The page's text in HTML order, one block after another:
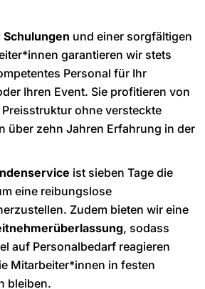
und einer sorgfältigen
garantieren wir stets
Personal für Ihr
Ihren Event. Sie profitieren von
ohne versteckte
über zehn Jahren Erfahrung in der
ist sieben Tage die
eine reibungslose
Zudem bieten wir eine
, sodass
auf Personalbedarf reagieren
Mitarbeiter*innen in festen
bleiben.